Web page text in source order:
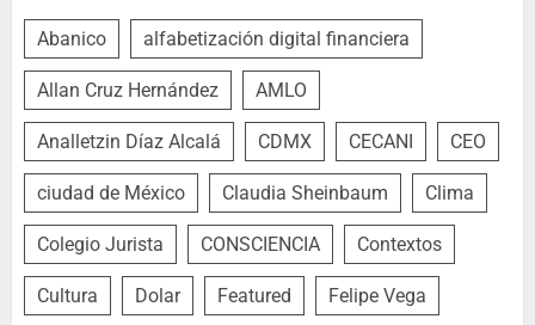
Abanico alfabetización digital financiera
Allan Cruz Hernández AMLO
Analletzin Díaz Alcalá CDMX CECANI CEO
ciudad de México Claudia Sheinbaum Clima
Colegio Jurista CONSCIENCIA Contextos
Cultura Dolar Featured Felipe Vega